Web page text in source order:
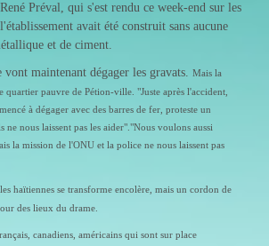
Préval, qui s'est rendu ce week-end sur les
avait été construit sans aucune
et de ciment.
vont maintenant dégager les gravats. Mais la
quartier pauvre de Pétion-ville. "Juste après l'accident,
à dégager avec des barres de fer, proteste un
ne nous laissent pas les aider"."Nous voulons aussi
la mission de l'ONU et la police ne nous laissent pas
haïtiennes se transforme encolère, mais un cordon de
des lieux du drame.
canadiens, américains qui sont sur place